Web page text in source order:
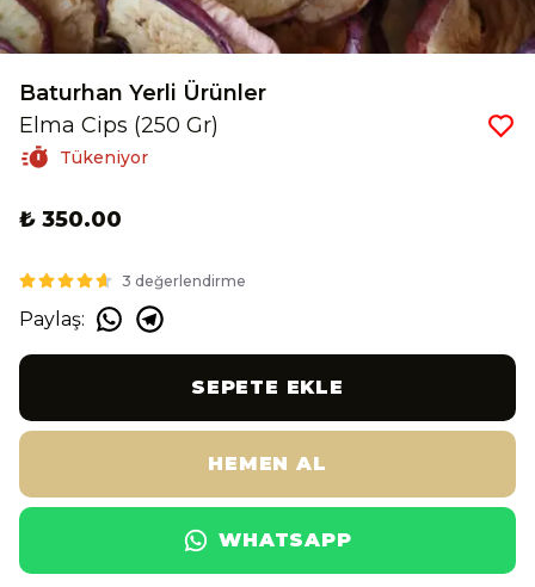
Baturhan Yerli Ürünler
Elma Cips (250 Gr)
Tükeniyor
₺ 350.00
3 değerlendirme
Paylaş:
SEPETE EKLE
HEMEN AL
WHATSAPP